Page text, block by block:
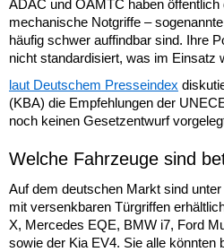
ADAC und ÖAMTC haben
mechanische Notgriffe –
häufig schwer auffindbar sind. Ihre
nicht standardisiert, was im Einsatz
laut Deutschem Presseindex
(KBA) die Empfehlungen der
noch keinen Gesetzentwurf
Welche Fahrzeuge sind
Auf dem deutschen Markt sind
mit versenkbaren Türgriffen
X, Mercedes EQE, BMW i7, Ford
sowie der Kia EV4. Sie alle könnten